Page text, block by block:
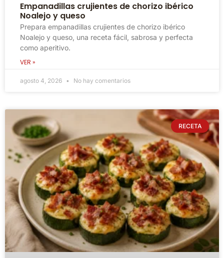
Empanadillas crujientes de chorizo ibérico
Noalejo y queso
Prepara empanadillas crujientes de chorizo ibérico
Noalejo y queso, una receta fácil, sabrosa y perfecta
como aperitivo.
VER »
agosto 4, 2026 No hay comentarios
RECETA